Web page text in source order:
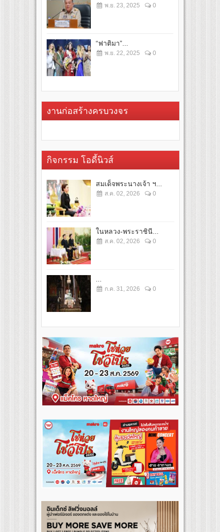
พ.ย. 23, 2025 0
“ฟาติมา”...
พ.ย. 22, 2025 0
งานก่อสร้างครบวงจร
กิจกรรม โอดี้นิวส์
สมเด็จพระนางเจ้า ฯ...
ส.ค. 02, 2026 0
ในหลวง-พระราชินี...
ส.ค. 02, 2026 0
ก.ค. 31, 2026 0